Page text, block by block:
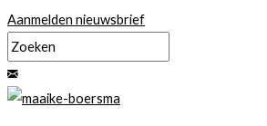
Ga
naar
de
inhoud
Aanmelden nieuwsbrief